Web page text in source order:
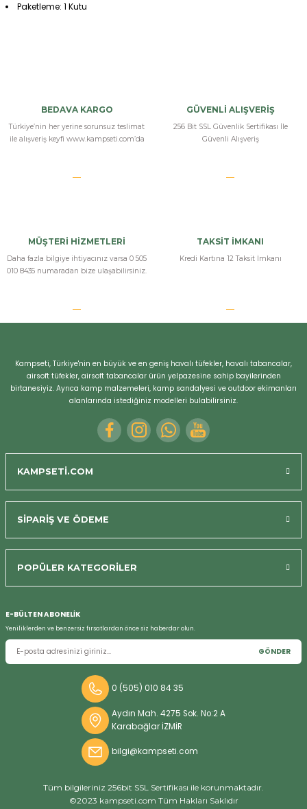
Paketleme: 1 Kutu
BEDAVA KARGO
Türkiye’nin her yerine sorunsuz teslimat
ile alışveriş keyfi www.kampseti.com’da
GÜVENLİ ALIŞVERİŞ
256 Bit SSL Güvenlik Sertifikası İle
Güvenli Alışveriş
MÜŞTERİ HİZMETLERİ
Daha fazla bilgiye ihtiyacınız varsa 0 505
010 8435 numaradan bize ulaşabilirsiniz.
TAKSİT İMKANI
Kredi Kartına 12 Taksit İmkanı
Kampseti, Türkiye'nin en büyük ve en geniş havalı tüfekler, havalı tabancalar,
airsoft tüfekler, airsoft tabancalar ürün yelpazesine sahip bayilerinden
birtanesiyiz. Ayrıca kamp malzemeleri, kamp sandalyesi ve outdoor ekimanları
alanlarında istediğiniz modelleri bulabilirsiniz.
KAMPSETİ.COM
SİPARİŞ VE ÖDEME
POPÜLER KATEGORİLER
E-BÜLTEN ABONELİK
Yeniliklerden ve benzersiz fırsatlardan önce siz haberdar olun.
GÖNDER
0 (505) 010 84 35
Aydın Mah. 4275 Sok. No:2 A
Karabağlar İZMİR
bilgi@kampseti.com
Tüm bilgileriniz 256bit SSL Sertifikası ile korunmaktadır.
©2023 kampseti.com Tüm Hakları Saklıdır